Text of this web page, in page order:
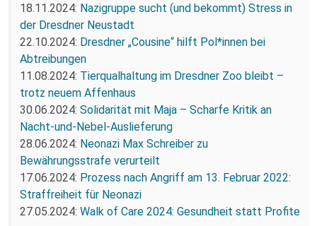
18.11.2024: Nazigruppe sucht (und bekommt) Stress in
der Dresdner Neustadt
22.10.2024: Dresdner „Cousine“ hilft Pol*innen bei
Abtreibungen
11.08.2024: Tierqualhaltung im Dresdner Zoo bleibt –
trotz neuem Affenhaus
30.06.2024: Solidarität mit Maja – Scharfe Kritik an
Nacht-und-Nebel-Auslieferung
28.06.2024: Neonazi Max Schreiber zu
Bewährungsstrafe verurteilt
17.06.2024: Prozess nach Angriff am 13. Februar 2022:
Straffreiheit für Neonazi
27.05.2024: Walk of Care 2024: Gesundheit statt Profite